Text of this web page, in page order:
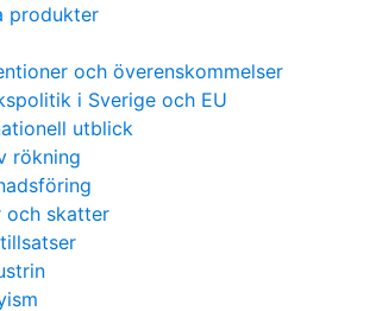
produkter
och överenskommelser
i Sverige och EU
utblick
rökning
och skatter